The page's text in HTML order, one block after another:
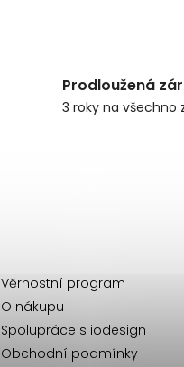
Prodloužená
3 roky na všechno
Věrnostní program
O nákupu
Spolupráce s iodesign
Obchodní podmínky